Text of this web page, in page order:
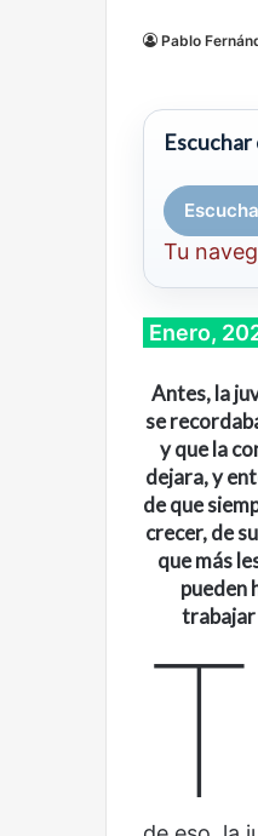
Pablo
Tu
Enero,
Antes, la
se
y que la
dejara, y
de que
crecer, de
que más
pueden
trabajar
T
Cine, futbol y América
mirada diferente